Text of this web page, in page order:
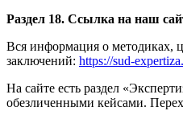
Раздел 18. Ссылка на наш
Вся информация о методиках,
заключений: https://sud-
На сайте есть раздел
обезличенными кейсами.